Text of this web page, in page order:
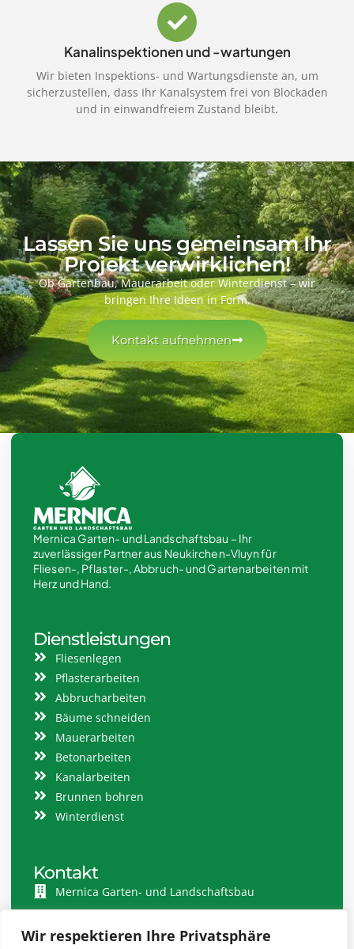
Wir respektieren Ihre Privatsphäre
Kanalinspektionen und -wartungen
Wir bieten Inspektions- und Wartungsdienste an, um
sicherzustellen, dass Ihr Kanalsystem frei von Blockaden
und in einwandfreiem Zustand bleibt.
Lassen Sie uns gemeinsam Ihr
Projekt verwirklichen!
Ob Gartenbau, Mauerarbeit oder Winterdienst – wir
bringen Ihre Ideen in Form.
Kontakt aufnehmen
Mernica Garten- und Landschaftsbau – Ihr
zuverlässiger Partner aus Neukirchen-Vluyn für
Fliesen-, Pflaster-, Abbruch- und Gartenarbeiten mit
Herz und Hand.
Dienstleistungen
Fliesenlegen
Pflasterarbeiten
Abbrucharbeiten
Bäume schneiden
Mauerarbeiten
Betonarbeiten
Kanalarbeiten
Brunnen bohren
Winterdienst
Kontakt
Mernica Garten- und Landschaftsbau